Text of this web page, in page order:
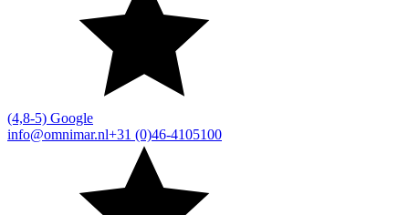
(4,8-5) Google
info@omnimar.nl+31 (0)46-4105100